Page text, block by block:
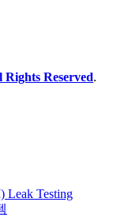
Rights Reserved.
Leak Testing